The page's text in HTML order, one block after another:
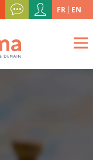
Menu
du
compte
de
l'utilisateur
FR EN